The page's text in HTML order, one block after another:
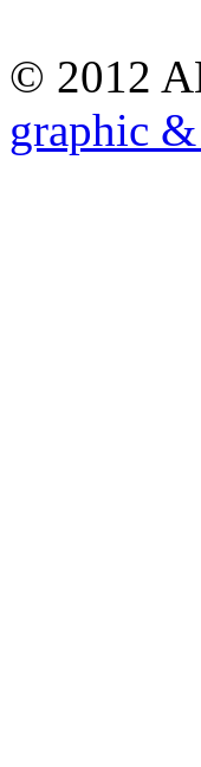
© 2012
graphic